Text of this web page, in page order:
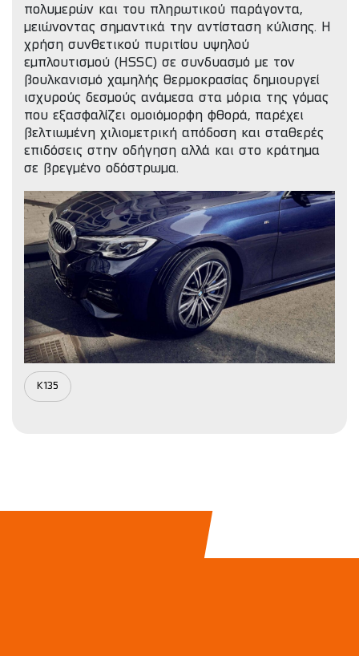
πολυμερών και του πληρωτικού παράγοντα,
μειώνοντας σημαντικά την αντίσταση κύλισης. Η
χρήση συνθετικού πυριτίου υψηλού
εμπλουτισμού (HSSC) σε συνδυασμό με τον
βουλκανισμό χαμηλής θερμοκρασίας δημιουργεί
ισχυρούς δεσμούς ανάμεσα στα μόρια της γόμας
που εξασφαλίζει ομοιόμορφη φθορά, παρέχει
βελτιωμένη χιλιομετρική απόδοση και σταθερές
επιδόσεις στην οδήγηση αλλά και στο κράτημα
σε βρεγμένο οδόστρωμα.
K135